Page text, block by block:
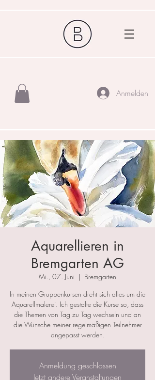
Anmelden
Aquarellieren in
Bremgarten AG
Mi., 07. Juni
  |
Bremgarten
In meinen Gruppenkursen dreht sich alles um die
Aquarellmalerei. Ich gestalte die Kurse so, dass
die Themen von Tag zu Tag wechseln und an
die Wünsche meiner regelmäßigen Teilnehmer
angepasst werden.
Anmeldung geschlossen
Jetzt andere Veranstaltungen